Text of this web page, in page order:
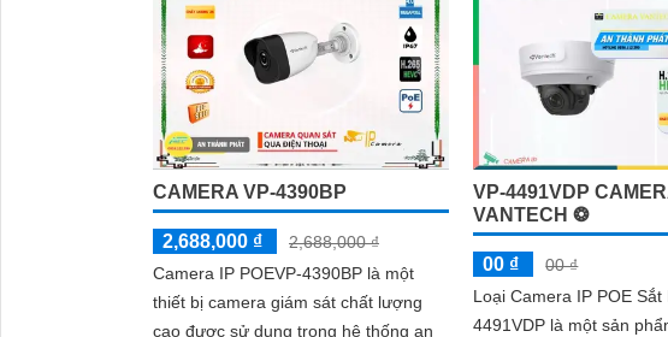
CAMERA VP-4390BP
2,688,000 ₫
2,688,000 ₫
Camera IP POEVP-4390BP là một
thiết bị camera giám sát chất lượng
cao được sử dụng trong hệ thống an
VP-4491VDP
VANTECH ❂
00 ₫
00 ₫
Loại Camera IP POE Sắt
4491VDP là một sản